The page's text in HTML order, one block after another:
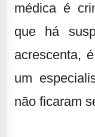
médica é
que há
acrescenta,
um
não ficaram